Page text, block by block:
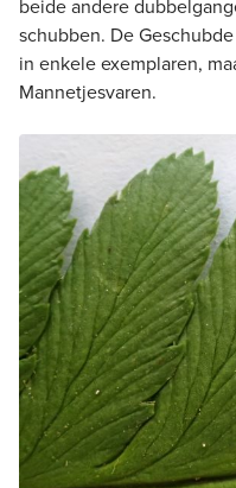
beide andere
schubben. De
in enkele exemplaren,
Mannetjesvaren.